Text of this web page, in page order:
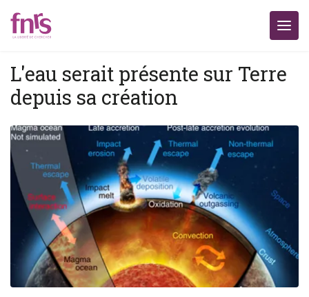
L'eau serait présente sur Terre
depuis sa création